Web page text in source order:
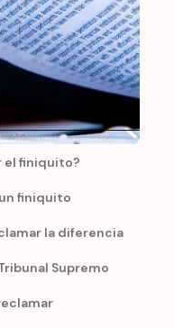
el finiquito?
finiquito
la diferencia
Supremo